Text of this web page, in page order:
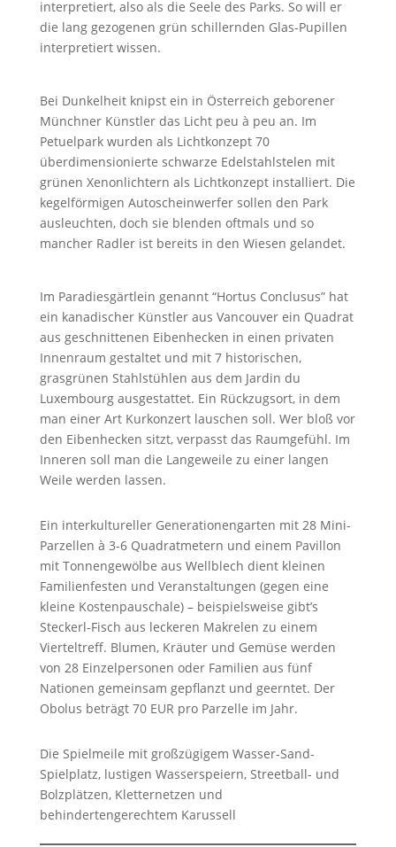
interpretiert, also als die Seele des Parks. So will er
die lang gezogenen grün schillernden Glas-Pupillen
interpretiert wissen.
Bei Dunkelheit knipst ein in Österreich geborener
Münchner Künstler das Licht peu à peu an. Im
Petuelpark wurden als Lichtkonzept 70
überdimensionierte schwarze Edelstahlstelen mit
grünen Xenonlichtern als Lichtkonzept installiert. Die
kegelförmigen Autoscheinwerfer sollen den Park
ausleuchten, doch sie blenden oftmals und so
mancher Radler ist bereits in den Wiesen gelandet.
Im Paradiesgärtlein genannt “Hortus Conclusus” hat
ein kanadischer Künstler aus Vancouver ein Quadrat
aus geschnittenen Eibenhecken in einen privaten
Innenraum gestaltet und mit 7 historischen,
grasgrünen Stahlstühlen aus dem Jardin du
Luxembourg ausgestattet. Ein Rückzugsort, in dem
man einer Art Kurkonzert lauschen soll. Wer bloß vor
den Eibenhecken sitzt, verpasst das Raumgefühl. Im
Inneren soll man die Langeweile zu einer langen
Weile werden lassen.
Ein interkultureller Generationengarten mit 28 Mini-
Parzellen à 3-6 Quadratmetern und einem Pavillon
mit Tonnengewölbe aus Wellblech dient kleinen
Familienfesten und Veranstaltungen (gegen eine
kleine Kostenpauschale) – beispielsweise gibt’s
Steckerl-Fisch aus leckeren Makrelen zu einem
Vierteltreff. Blumen, Kräuter und Gemüse werden
von 28 Einzelpersonen oder Familien aus fünf
Nationen gemeinsam gepflanzt und geerntet. Der
Obolus beträgt 70 EUR pro Parzelle im Jahr.
Die Spielmeile mit großzügigem Wasser-Sand-
Spielplatz, lustigen Wasserspeiern, Streetball- und
Bolzplätzen, Kletternetzen und
behindertengerechtem Karussell